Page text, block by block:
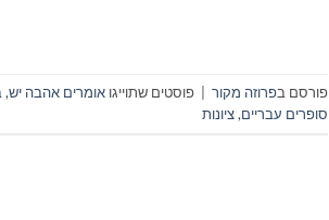
פורסם בפרוזה מקור פוסטים שתוייגו אומרים אהבה יש,
סופרים עבריים,ציונות